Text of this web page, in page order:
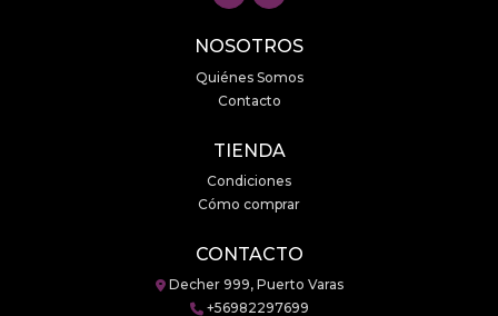
NOSOTROS
Quiénes Somos
Contacto
TIENDA
Condiciones
Cómo comprar
CONTACTO
Decher 999, Puerto Varas
+56982297699